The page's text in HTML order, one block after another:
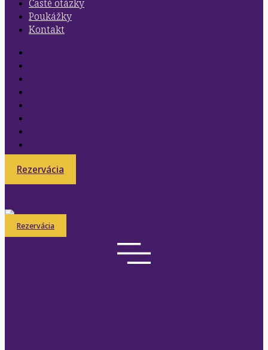
Časté otázky
Poukážky
Kontakt
Rezervácia
Rezervácia